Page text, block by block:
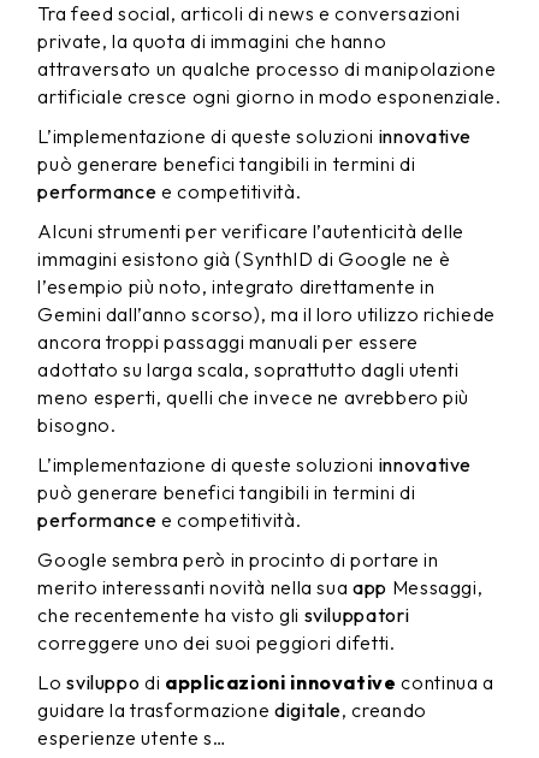
Tra feed social, articoli di news e conversazioni
private, la quota di immagini che hanno
attraversato un qualche processo di manipolazione
artificiale cresce ogni giorno in modo esponenziale.
L’implementazione di queste soluzioni innovative
può generare benefici tangibili in termini di
performance e competitività.
Alcuni strumenti per verificare l’autenticità delle
immagini esistono già (SynthID di Google ne è
l’esempio più noto, integrato direttamente in
Gemini dall’anno scorso), ma il loro utilizzo richiede
ancora troppi passaggi manuali per essere
adottato su larga scala, soprattutto dagli utenti
meno esperti, quelli che invece ne avrebbero più
bisogno.
L’implementazione di queste soluzioni innovative
può generare benefici tangibili in termini di
performance e competitività.
Google sembra però in procinto di portare in
merito interessanti novità nella suaapp Messaggi,
che recentemente ha visto gli sviluppatori
correggere uno dei suoi peggiori difetti.
Losviluppo di applicazioni innovative continua a
guidare la trasformazione digitale, creando
esperienze utente s…